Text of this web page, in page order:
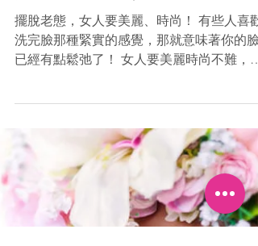
音波拉提
鬆弛下垂、木偶紋(超音波拉
提ULTHERA)
擺脫老態，女人要美麗、時尚！ 有些人喜歡
洗完臉那種緊實的感覺，那就意味著你的臉
已經有點鬆弛了！ 女人要美麗時尚不難，髮
型或髮色可以去髮廊做造型改變甚至戴假髮
可以改變，身材略為微胖可以以衣服來稍微
掩修飾，再穿上美美地的長靴，大公告完成